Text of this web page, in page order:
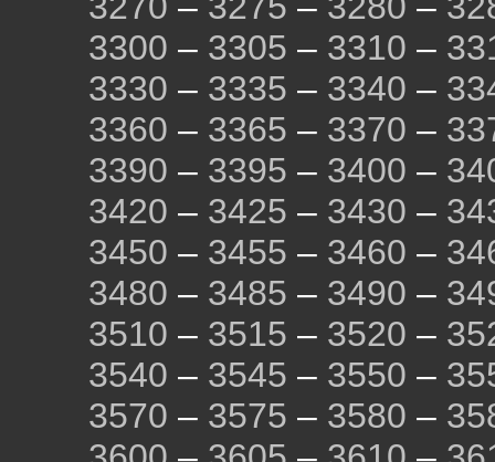
3300 – 3305 – 3310 –
3330 – 3335 – 3340 –
3360 – 3365 – 3370 –
3390 – 3395 – 3400 –
3420 – 3425 – 3430 –
3450 – 3455 – 3460 –
3480 – 3485 – 3490 –
3510 – 3515 – 3520 –
3540 – 3545 – 3550 –
3570 – 3575 – 3580 –